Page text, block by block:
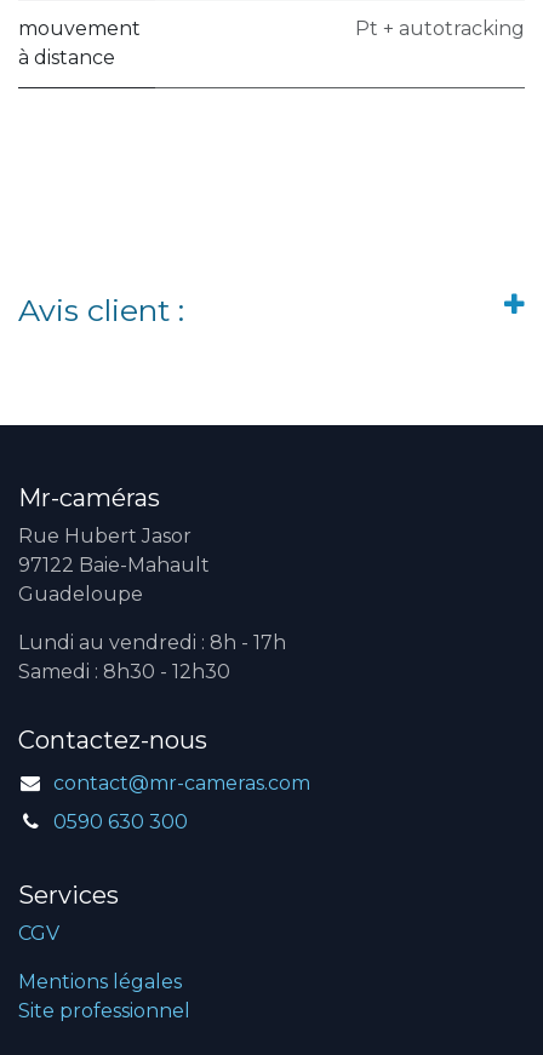
mouvement
à distance
Pt + autotracking
Avis client :
Mr-caméras
Rue Hubert Jasor
97122 Baie-Mahault
Guadeloupe
Lundi au vendredi : 8h - 17h
Samedi : 8h30 - 12h30
Contactez-nous
contact@mr-cameras.com
0590 630 300
Services
CGV
Mentions légales
Site professionnel